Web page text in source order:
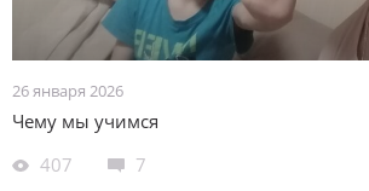
26 января 2026
Чему мы учимся
407
7